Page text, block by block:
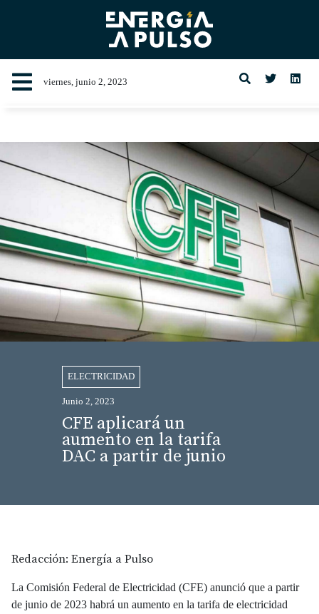
viernes, junio 2, 2023
ELECTRICIDAD
Junio 2, 2023
CFE aplicará un
aumento en la tarifa
DAC a partir de junio
Redacción: Energía a Pulso
La Comisión Federal de Electricidad (CFE) anunció que a partir
de junio de 2023 habrá un aumento en la tarifa de electricidad